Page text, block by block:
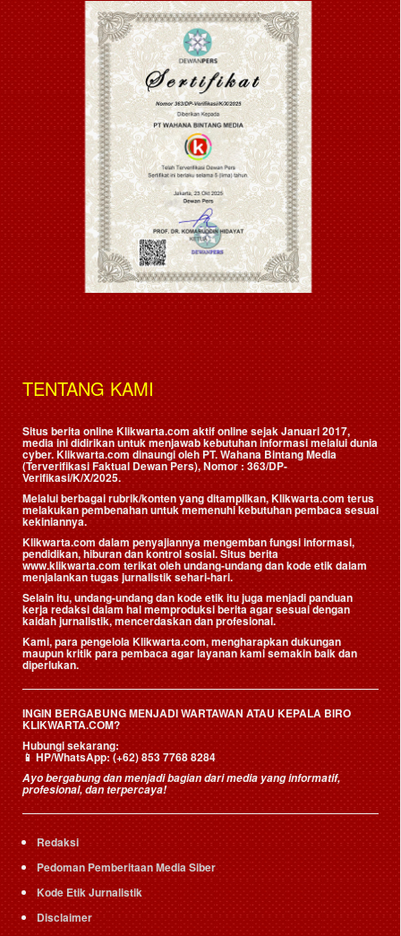
TENTANG KAMI
Situs berita online Klikwarta.com aktif online sejak Januari 2017,
media ini didirikan untuk menjawab kebutuhan informasi melalui dunia
cyber. Klikwarta.com dinaungi oleh PT. Wahana Bintang Media
(Terverifikasi Faktual Dewan Pers), Nomor : 363/DP-
Verifikasi/K/X/2025.
Melalui berbagai rubrik/konten yang ditampilkan, Klikwarta.com terus
melakukan pembenahan untuk memenuhi kebutuhan pembaca sesuai
kekiniannya.
Klikwarta.com dalam penyajiannya mengemban fungsi informasi,
pendidikan, hiburan dan kontrol sosial. Situs berita
www.klikwarta.com terikat oleh undang-undang dan kode etik dalam
menjalankan tugas jurnalistik sehari-hari.
Selain itu, undang-undang dan kode etik itu juga menjadi panduan
kerja redaksi dalam hal memproduksi berita agar sesuai dengan
kaidah jurnalistik, mencerdaskan dan profesional.
Kami, para pengelola Klikwarta.com, mengharapkan dukungan
maupun kritik para pembaca agar layanan kami semakin baik dan
diperlukan.
INGIN BERGABUNG MENJADI WARTAWAN ATAU KEPALA BIRO
KLIKWARTA.COM?
Hubungi sekarang:
📱HP/WhatsApp:(+62) 853 7768 8284
Ayo bergabung dan menjadi bagian dari media yang informatif,
profesional, dan terpercaya!
Redaksi
Pedoman Pemberitaan Media Siber
Kode Etik Jurnalistik
Disclaimer